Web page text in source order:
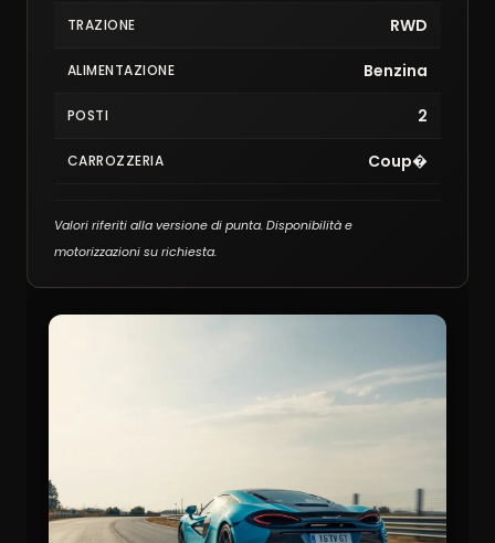
TRAZIONE RWD
ALIMENTAZIONE Benzina
POSTI 2
CARROZZERIA Coup�
Valori riferiti alla versione di punta. Disponibilità e
motorizzazioni su richiesta.